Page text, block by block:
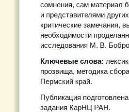
сомнения, сам материал
и представителями
критические замечания,
необходимости
исследования М. В.
Ключевые слова:
прозвища, методика
Пермский край.
Публикация
задания КарНЦ РАН.